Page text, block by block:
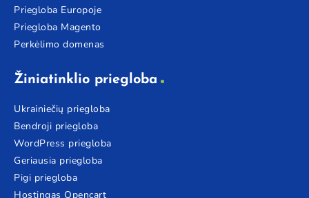
Priegloba Europoje
Priegloba Magento
Perkėlimo domenas
Žiniatinklio priegloba
Ukrainiečių priegloba
Bendroji priegloba
WordPress priegloba
Geriausia priegloba
Pigi priegloba
Hostingas Opencart